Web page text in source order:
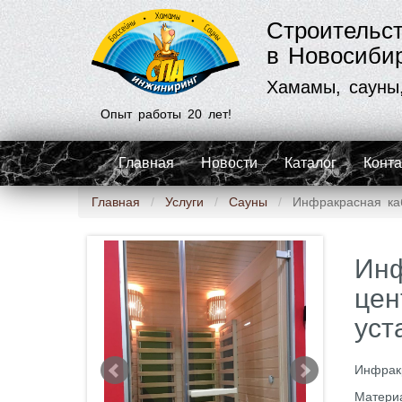
Опыт работы 20 лет!
в
Хамамы,
Главная Новости Каталог
Главная Услуги Сауны ​Инфракрасная